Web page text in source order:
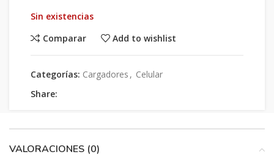
Sin existencias
Comparar
Add to wishlist
Categorías: Cargadores , Celular
Share:
VALORACIONES (0)